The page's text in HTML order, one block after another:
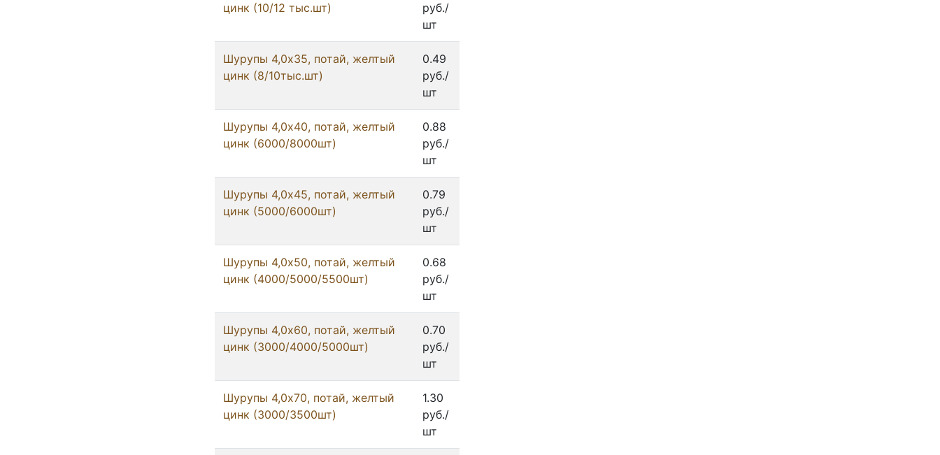
цинк (10/12 тыс.шт)
руб./
шт
Шурупы 4,0x35, потай, желтый
цинк (8/10тыс.шт)
0.49
руб./
шт
Шурупы 4,0x40, потай, желтый
цинк (6000/8000шт)
0.88
руб./
шт
Шурупы 4,0x45, потай, желтый
цинк (5000/6000шт)
0.79
руб./
шт
Шурупы 4,0x50, потай, желтый
цинк (4000/5000/5500шт)
0.68
руб./
шт
Шурупы 4,0x60, потай, желтый
цинк (3000/4000/5000шт)
0.70
руб./
шт
Шурупы 4,0x70, потай, желтый
цинк (3000/3500шт)
1.30
руб./
шт